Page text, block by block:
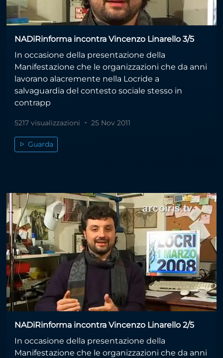
NADiRinforma incontra Vincenzo Linarello 3/5
In occasione della presentazione della
Manifestazione che le organizzazioni che da anni
lavorano alacremente nella Locride a
salvaguardia del contesto sociale stesso in
contrapp
5217 visualizzazioni 25 Nov 2011
Guarda
NADiRinforma incontra Vincenzo Linarello 2/5
In occasione della presentazione della
Manifestazione che le organizzazioni che da anni